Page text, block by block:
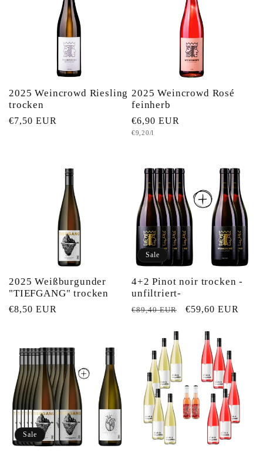
2025 Weincrowd Riesling
trocken
Normaler
€7,50 EUR
2025 Weincrowd Rosé
feinherb
Normaler
Preis
€6,90 EUR
Grundpreis
€9,20/l
2025 Weißburgunder
"TIEFGANG" trocken
Normaler
€8,50 EUR
Sale
4+2 Pinot noir trocken -
unfiltriert-
Normaler
€89,40 EUR Verkaufspreis
€59,60 EUR
Sale